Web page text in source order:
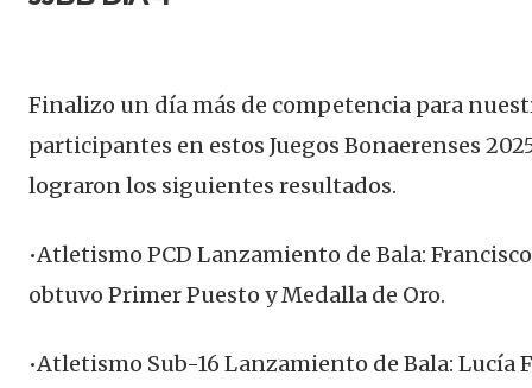
Finalizo un día más de competencia para
participantes en estos Juegos Bonaerenses
lograron los siguientes resultados.
•Atletismo PCD Lanzamiento de Bala:
obtuvo Primer Puesto y Medalla de Oro.
•Atletismo Sub-16 Lanzamiento de Bala: Lucía